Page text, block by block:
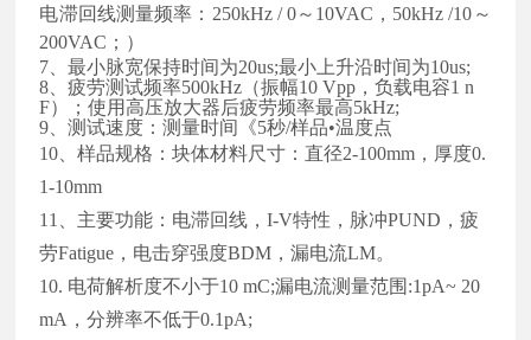
电滞回线测量频率：250kHz / 0～10VAC，50kHz /10～
200VAC；）
7、最小脉宽保持时间为20us;最小上升沿时间为10us;
8 、疲劳测试频率500kHz（振幅10 Vpp，负载电容1 n
F）；使用高压放大器后疲劳频率最高5kHz;
9 、测试速度：测量时间《5秒/样品•温度点
10 、样品规格：块体材料尺寸：直径2-100mm，厚度0.
1-10mm
11
主要功能：电滞回线，I-V特性，脉冲PUND，疲
劳Fatigue，电击穿强度BDM，漏电流LM。
10. 电荷解析度不小于10 mC;漏电流测量范围:1pA~ 20
mA，分辨率不低于0.1pA;